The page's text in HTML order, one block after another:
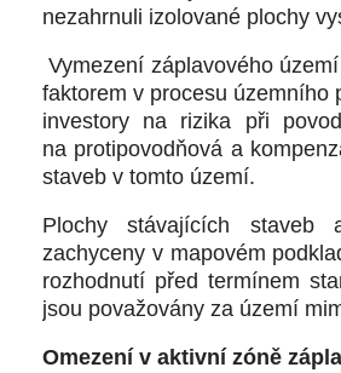
nezahrnuli izolované plochy
Vymezení záplavového
faktorem v procesu územního
investory na rizika při
na protipovodňová a
staveb v tomto území.
Plochy stávajících staveb
zachyceny v mapovém
rozhodnutí před termínem
jsou považovány za území
Omezení v aktivní zóně